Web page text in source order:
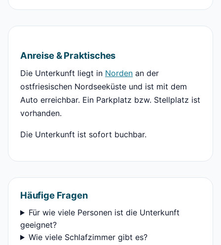
Anreise & Praktisches
Die Unterkunft liegt in Norden an der
ostfriesischen Nordseeküste und ist mit dem
Auto erreichbar. Ein Parkplatz bzw. Stellplatz ist
vorhanden.
Die Unterkunft ist sofort buchbar.
Häufige Fragen
Für wie viele Personen ist die Unterkunft
geeignet?
Wie viele Schlafzimmer gibt es?